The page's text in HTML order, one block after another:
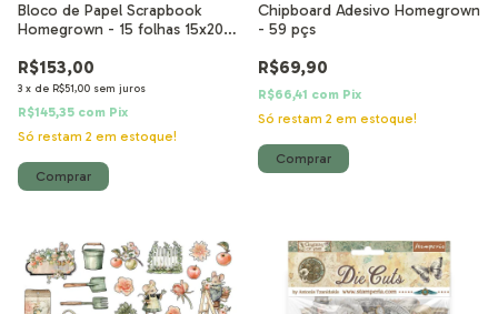
Bloco de Papel Scrapbook
Homegrown - 15 folhas 15x20
R$153,00
3 x de R$51,00 sem juros
R$145,35 com Pix
Só restam 2 em estoque!
Chipboard Adesivo Homegrown
- 59 pçs
R$69,90
R$66,41 com Pix
Só restam 2 em estoque!